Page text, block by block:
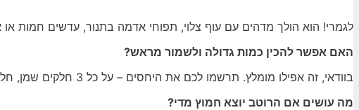
לגמרי! הוא הולך מדהים עם עוף צלוי, תפוחי אדמה בתנור, עדשים חמות או
האם אפשר להכין כמות גדולה ולשמור מראש?
בוודאי, זה אפילו מומלץ. תרשמו לכם את היחסים – על כל 3 חלקים שמן, חלק אחד חומץ – ושחקו עם הכמויות בהתאם. רק תזכרו לתבל בסוף לפי הטעם.
מה עושים אם הרוטב יוצא חמוץ מדי?